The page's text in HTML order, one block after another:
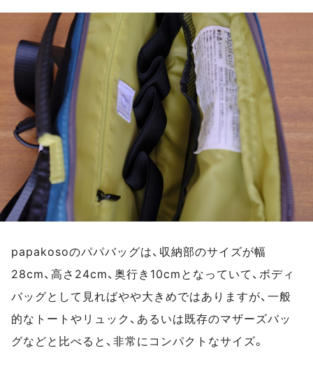
papakosoのパパバッグは、収納部のサイズが幅
28cm、高さ24cm、奥行き10cmとなっていて、ボディ
バッグとして見ればやや大きめではありますが、一般
的なトートやリュック、あるいは既存のマザーズバッ
グなどと比べると、非常にコンパクトなサイズ。